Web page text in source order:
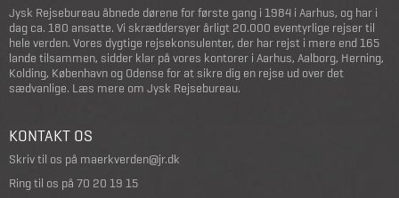
Jysk Rejsebureau åbnede dørene for første gang i 1984 i Aarhus, og har i
dag ca. 180 ansatte. Vi skræddersyer årligt 20.000 eventyrlige rejser til
hele verden. Vores dygtige rejsekonsulenter, der har rejst i mere end 165
lande tilsammen, sidder klar på vores kontorer i Aarhus, Aalborg, Herning,
Kolding, København og Odense for at sikre dig en rejse ud over det
sædvanlige. Læs mere om Jysk Rejsebureau.
KONTAKT OS
Skriv til os på maerkverden@jr.dk
Ring til os på 70 20 19 15